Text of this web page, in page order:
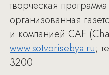
творческая
организованная
и компанией CAF
www.sotvorisebya.ru;
3200